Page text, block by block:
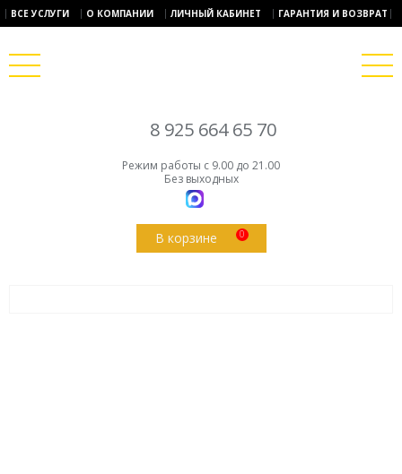
ВСЕ УСЛУГИ О КОМПАНИИ ЛИЧНЫЙ КАБИНЕТ ГАРАНТИЯ И ВОЗВРАТ
8 925 664 65 70
Режим работы с 9.00 до 21.00
Без выходных
В корзине 0